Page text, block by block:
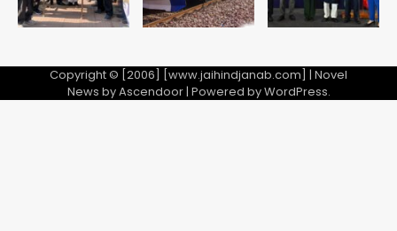
Copyright © [2006] [www.jaihindjanab.com] | Novel
News byAscendoor| Powered byWordPress.